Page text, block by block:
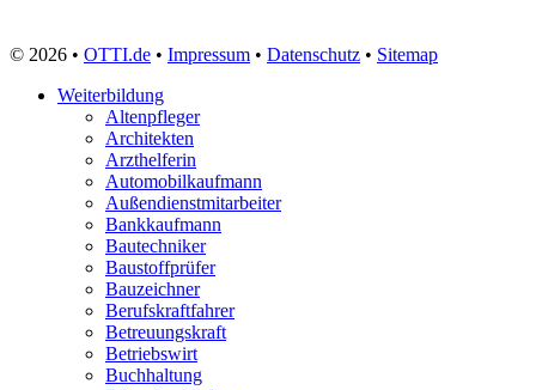
Zweiradmechaniker
© 2026 • OTTI.de • Impressum • Datenschutz • Sitemap
Weiterbildung
Altenpfleger
Architekten
Arzthelferin
Automobilkaufmann
Außendienstmitarbeiter
Bankkaufmann
Bautechniker
Baustoffprüfer
Bauzeichner
Berufskraftfahrer
Betreuungskraft
Betriebswirt
Buchhaltung